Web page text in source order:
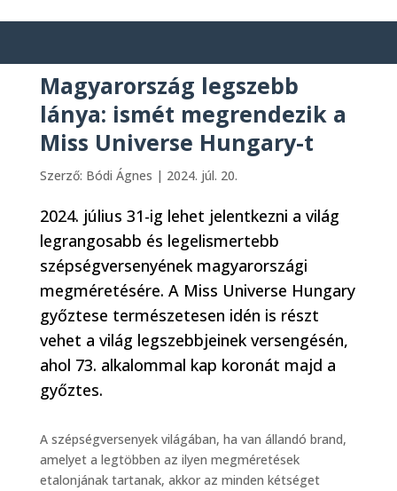
Magyarország legszebb
lánya: ismét megrendezik a
Miss Universe Hungary-t
Szerző: Bódi Ágnes | 2024. júl. 20.
2024. július 31-ig lehet jelentkezni a világ
legrangosabb és legelismertebb
szépségversenyének magyarországi
megméretésére. A Miss Universe Hungary
győztese természetesen idén is részt
vehet a világ legszebbjeinek versengésén,
ahol 73. alkalommal kap koronát majd a
győztes.
A szépségversenyek világában, ha van állandó brand,
amelyet a legtöbben az ilyen megméretések
etalonjának tartanak, akkor az minden kétséget